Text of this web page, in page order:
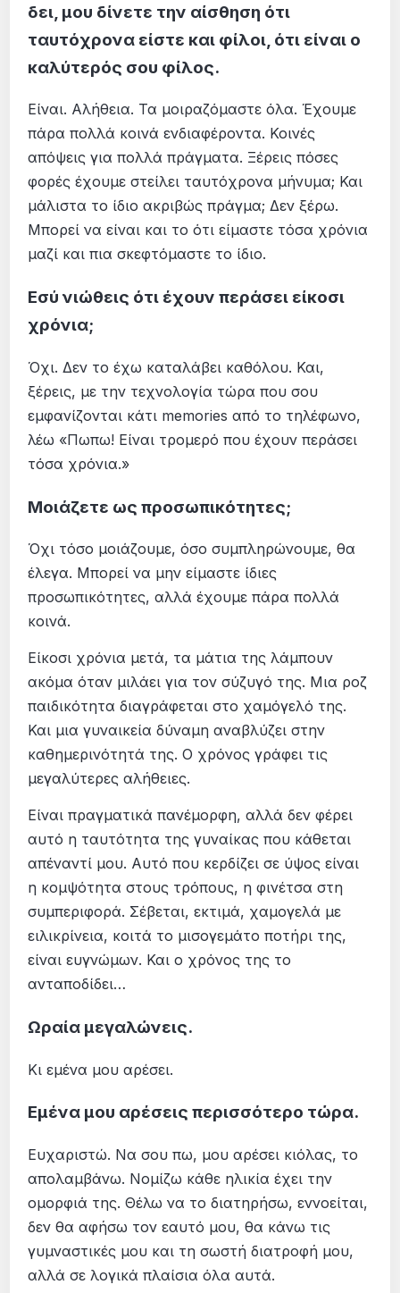
δει, μου δίνετε την αίσθηση ότι
ταυτόχρονα είστε και φίλοι, ότι είναι ο
καλύτερός σου φίλος.
Είναι. Αλήθεια. Τα μοιραζόμαστε όλα. Έχουμε
πάρα πολλά κοινά ενδιαφέροντα. Κοινές
απόψεις για πολλά πράγματα. Ξέρεις πόσες
φορές έχουμε στείλει ταυτόχρονα μήνυμα; Και
μάλιστα το ίδιο ακριβώς πράγμα; Δεν ξέρω.
Μπορεί να είναι και το ότι είμαστε τόσα χρόνια
μαζί και πια σκεφτόμαστε το ίδιο.
Εσύ νιώθεις ότι έχουν περάσει είκοσι
χρόνια;
Όχι. Δεν το έχω καταλάβει καθόλου. Και,
ξέρεις, με την τεχνολογία τώρα που σου
εμφανίζονται κάτι memories από το τηλέφωνο,
λέω «Πωπω! Είναι τρομερό που έχουν περάσει
τόσα χρόνια.»
Μοιάζετε ως προσωπικότητες;
Όχι τόσο μοιάζουμε, όσο συμπληρώνουμε, θα
έλεγα. Μπορεί να μην είμαστε ίδιες
προσωπικότητες, αλλά έχουμε πάρα πολλά
κοινά.
Είκοσι χρόνια μετά, τα μάτια της λάμπουν
ακόμα όταν μιλάει για τον σύζυγό της. Μια ροζ
παιδικότητα διαγράφεται στο χαμόγελό της.
Και μια γυναικεία δύναμη αναβλύζει στην
καθημερινότητά της. Ο χρόνος γράφει τις
μεγαλύτερες αλήθειες.
Είναι πραγματικά πανέμορφη, αλλά δεν φέρει
αυτό η ταυτότητα της γυναίκας που κάθεται
απέναντί μου. Αυτό που κερδίζει σε ύψος είναι
η κομψότητα στους τρόπους, η φινέτσα στη
συμπεριφορά. Σέβεται, εκτιμά, χαμογελά με
ειλικρίνεια, κοιτά το μισογεμάτο ποτήρι της,
είναι ευγνώμων. Και ο χρόνος της το
ανταποδίδει…
Ωραία μεγαλώνεις.
Κι εμένα μου αρέσει.
Εμένα μου αρέσεις περισσότερο τώρα.
Ευχαριστώ. Να σου πω, μου αρέσει κιόλας, το
απολαμβάνω. Νομίζω κάθε ηλικία έχει την
ομορφιά της. Θέλω να το διατηρήσω, εννοείται,
δεν θα αφήσω τον εαυτό μου, θα κάνω τις
γυμναστικές μου και τη σωστή διατροφή μου,
αλλά σε λογικά πλαίσια όλα αυτά.